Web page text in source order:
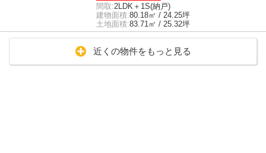
間取:2LDK＋1S(納戸)
建物面積:80.18㎡ / 24.25坪
土地面積:83.71㎡ / 25.32坪
近くの物件をもっと見る